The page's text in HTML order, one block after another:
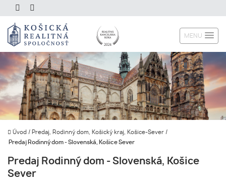
MENU
Úvod / Predaj, Rodinný dom, Košický kraj, Košice-Sever /
Predaj Rodinný dom - Slovenská, Košice Sever
Predaj Rodinný dom - Slovenská, Košice
Sever